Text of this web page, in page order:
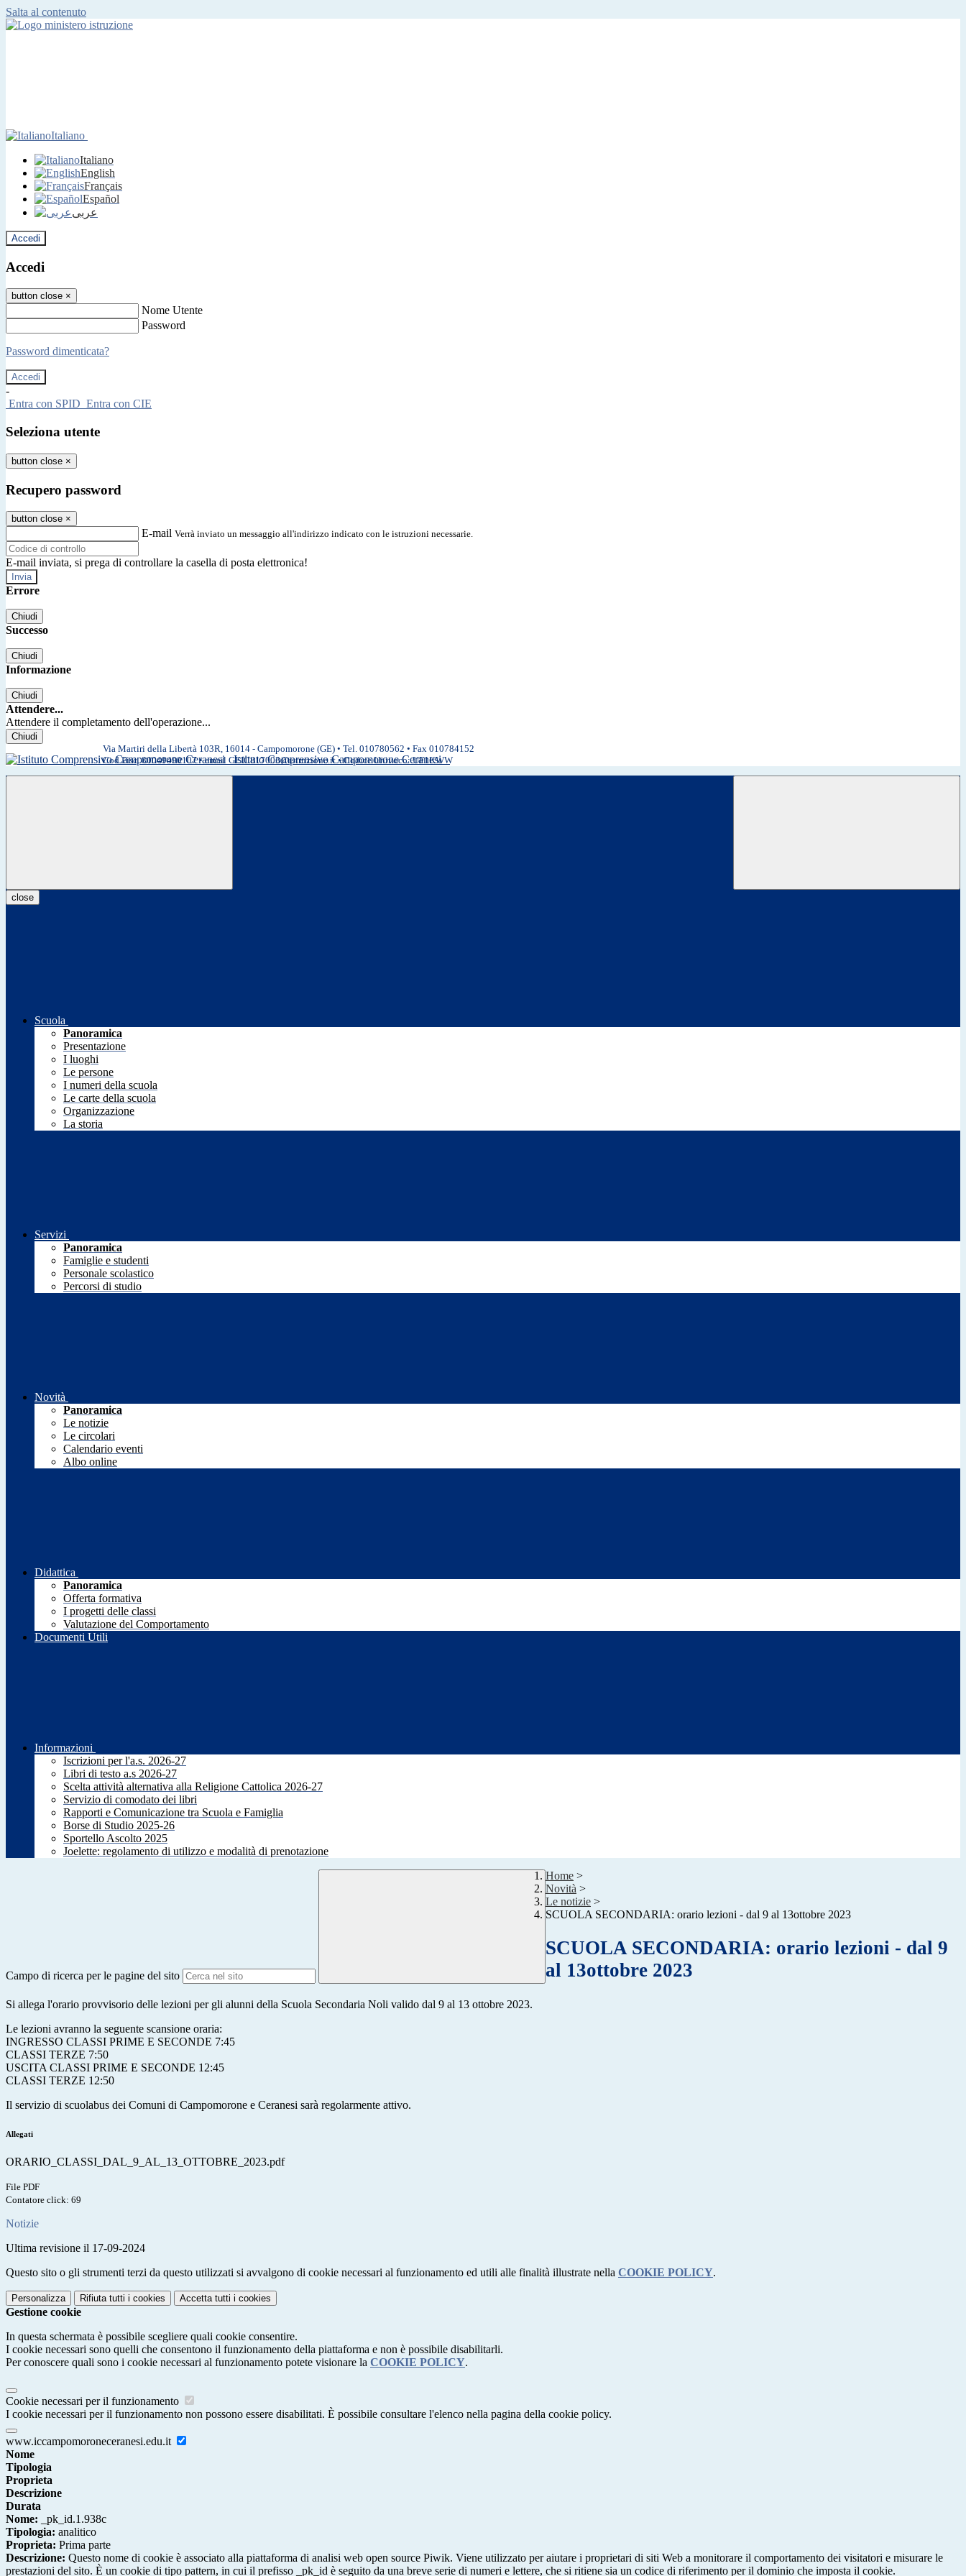
Salta al contenuto
Italiano
Italiano
English
Français
Español
عربى
Accedi
Accedi
button close ×
Nome Utente
Password
Password dimenticata?
-
Entra con SPID Entra con CIE
Seleziona utente
button close ×
Recupero password
button close ×
E-mail Verrà inviato un messaggio all'indirizzo indicato con le istruzioni necessarie.
E-mail inviata, si prega di controllare la casella di posta elettronica!
Errore
Chiudi
Successo
Chiudi
Informazione
Chiudi
Attendere...
Attendere il completamento dell'operazione...
Chiudi
Istituto Comprensivo Campomorone Ceranesi
Via Martiri della Libertà 103R, 16014 - Campomorone (GE) • Tel. 010780562 • Fax 010784152
Cod.Fisc. 80049490107 • email GEIC817003@istruzione.it • Codice Univoco: UF1KWW
close
Scuola
Panoramica
Presentazione
I luoghi
Le persone
I numeri della scuola
Le carte della scuola
Organizzazione
La storia
Servizi
Panoramica
Famiglie e studenti
Personale scolastico
Percorsi di studio
Novità
Panoramica
Le notizie
Le circolari
Calendario eventi
Albo online
Didattica
Panoramica
Offerta formativa
I progetti delle classi
Valutazione del Comportamento
Documenti Utili
Informazioni
Iscrizioni per l'a.s. 2026-27
Libri di testo a.s 2026-27
Scelta attività alternativa alla Religione Cattolica 2026-27
Servizio di comodato dei libri
Rapporti e Comunicazione tra Scuola e Famiglia
Borse di Studio 2025-26
Sportello Ascolto 2025
Joelette: regolamento di utilizzo e modalità di prenotazione
Campo di ricerca per le pagine del sito
Home >
Novità >
Le notizie >
SCUOLA SECONDARIA: orario lezioni - dal 9 al 13ottobre 2023
SCUOLA SECONDARIA: orario lezioni - dal 9
al 13ottobre 2023
Si allega l'orario provvisorio delle lezioni per gli alunni della Scuola Secondaria Noli valido dal 9 al 13 ottobre 2023.
Le lezioni avranno la seguente scansione oraria:
INGRESSO CLASSI PRIME E SECONDE 7:45
CLASSI TERZE 7:50
USCITA CLASSI PRIME E SECONDE 12:45
CLASSI TERZE 12:50
Il servizio di scuolabus dei Comuni di Campomorone e Ceranesi sarà regolarmente attivo.
Allegati
ORARIO_CLASSI_DAL_9_AL_13_OTTOBRE_2023.pdf
File PDF
Contatore click: 69
Notizie
Ultima revisione il 17-09-2024
Questo sito o gli strumenti terzi da questo utilizzati si avvalgono di cookie necessari al funzionamento ed utili alle finalità illustrate nella COOKIE POLICY.
Personalizza Rifiuta tutti i cookies Accetta tutti i cookies
Gestione cookie
In questa schermata è possibile scegliere quali cookie consentire.
I cookie necessari sono quelli che consentono il funzionamento della piattaforma e non è possibile disabilitarli.
Per conoscere quali sono i cookie necessari al funzionamento potete visionare la COOKIE POLICY.
Cookie necessari per il funzionamento
I cookie necessari per il funzionamento non possono essere disabilitati. È possibile consultare l'elenco nella pagina della cookie policy.
www.iccampomoroneceranesi.edu.it
Nome
Tipologia
Proprieta
Descrizione
Durata
Nome: _pk_id.1.938c
Tipologia: analitico
Proprieta: Prima parte
Descrizione: Questo nome di cookie è associato alla piattaforma di analisi web open source Piwik. Viene utilizzato per aiutare i proprietari di siti Web a monitorare il comportamento dei visitatori e misurare le
prestazioni del sito. È un cookie di tipo pattern, in cui il prefisso _pk_id è seguito da una breve serie di numeri e lettere, che si ritiene sia un codice di riferimento per il dominio che imposta il cookie.